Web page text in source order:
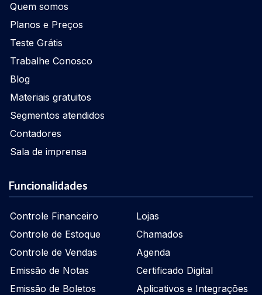
Quem somos
Planos e Preços
Teste Grátis
Trabalhe Conosco
Blog
Materiais gratuitos
Segmentos atendidos
Contadores
Sala de imprensa
Funcionalidades
Controle Financeiro
Controle de Estoque
Controle de Vendas
Emissão de Notas
Emissão de Boletos
Lojas
Chamados
Agenda
Certificado Digital
Aplicativos e Integrações